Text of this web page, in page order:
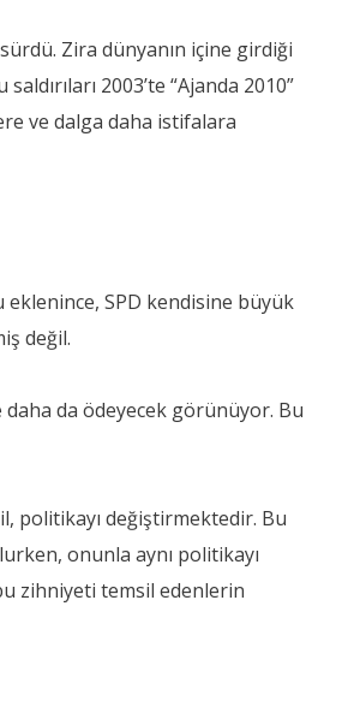
Zira dünyanın içine girdiği
2003’te “Ajanda 2010”
ve dalga daha istifalara
SPD kendisine büyük
değil.
daha da ödeyecek görünüyor. Bu
politikayı değiştirmektedir. Bu
onunla aynı politikayı
zihniyeti temsil edenlerin